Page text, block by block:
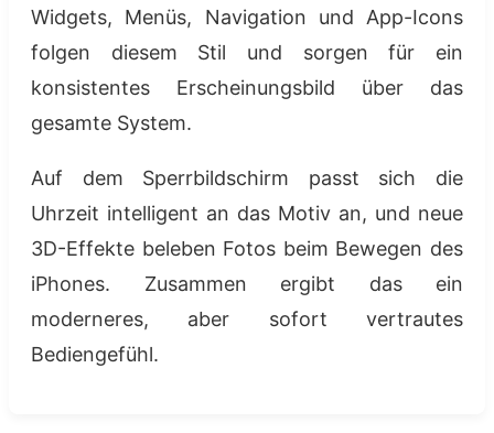
Widgets, Menüs, Navigation und App-Icons
folgen diesem Stil und sorgen für ein
konsistentes Erscheinungsbild über das
gesamte System.
Auf dem Sperrbildschirm passt sich die
Uhrzeit intelligent an das Motiv an, und neue
3D-Effekte beleben Fotos beim Bewegen des
iPhones. Zusammen ergibt das ein
moderneres, aber sofort vertrautes
Bediengefühl.